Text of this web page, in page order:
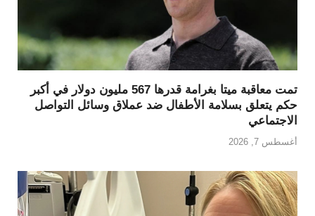
تمت معاقبة ميتا بغرامة قدرها 567 مليون دولار في أكبر
حكم يتعلق بسلامة الأطفال ضد عملاق وسائل التواصل
الاجتماعي
أغسطس 7, 2026